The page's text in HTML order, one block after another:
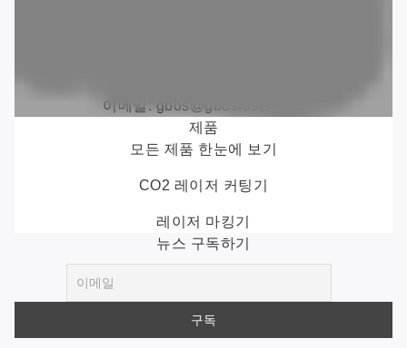
이메일: gbos@gboslaser.com
제품
모든 제품 한눈에 보기
CO2 레이저 커팅기
레이저 마킹기
뉴스 구독하기